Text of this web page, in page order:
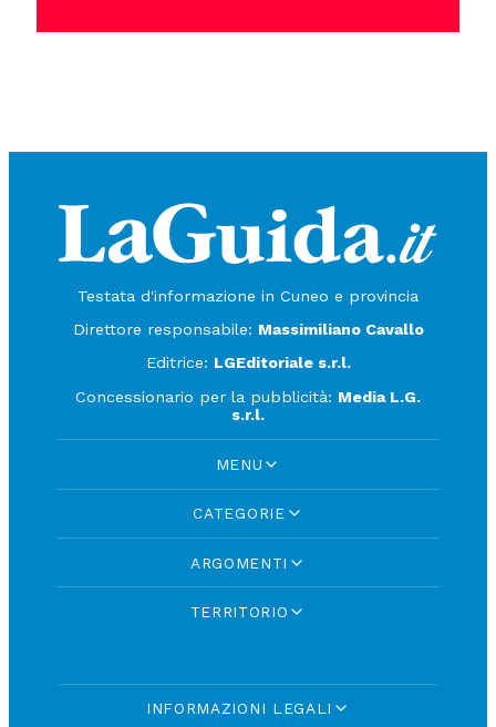
Testata d'informazione in Cuneo e provincia
Direttore responsabile: Massimiliano Cavallo
Editrice: LGEditoriale s.r.l.
Concessionario per la pubblicità: Media L.G.
s.r.l.
MENU
CATEGORIE
ARGOMENTI
TERRITORIO
INFORMAZIONI LEGALI